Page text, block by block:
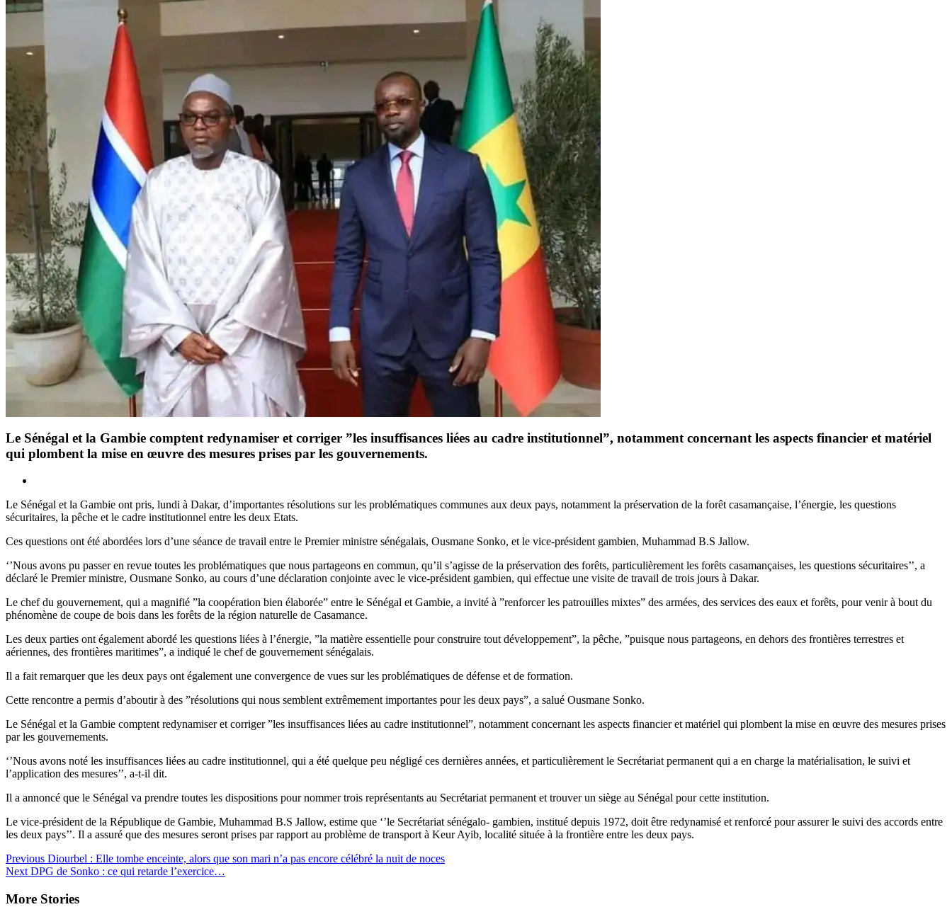
Le Sénégal et la Gambie comptent redynamiser et corriger ”les insuffisances liées au cadre institutionnel”, notamment concernant les aspects financier et matériel
qui plombent la mise en œuvre des mesures prises par les gouvernements.
Le Sénégal et la Gambie ont pris, lundi à Dakar, d’importantes résolutions sur les problématiques communes aux deux pays, notamment la préservation de la forêt casamançaise, l’énergie, les questions
sécuritaires, la pêche et le cadre institutionnel entre les deux Etats.
Ces questions ont été abordées lors d’une séance de travail entre le Premier ministre sénégalais, Ousmane Sonko, et le vice-président gambien, Muhammad B.S Jallow.
‘’Nous avons pu passer en revue toutes les problématiques que nous partageons en commun, qu’il s’agisse de la préservation des forêts, particulièrement les forêts casamançaises, les questions sécuritaires’’, a
déclaré le Premier ministre, Ousmane Sonko, au cours d’une déclaration conjointe avec le vice-président gambien, qui effectue une visite de travail de trois jours à Dakar.
Le chef du gouvernement, qui a magnifié ”la coopération bien élaborée” entre le Sénégal et Gambie, a invité à ”renforcer les patrouilles mixtes” des armées, des services des eaux et forêts, pour venir à bout du
phénomène de coupe de bois dans les forêts de la région naturelle de Casamance.
Les deux parties ont également abordé les questions liées à l’énergie, ”la matière essentielle pour construire tout développement”, la pêche, ”puisque nous partageons, en dehors des frontières terrestres et
aériennes, des frontières maritimes”, a indiqué le chef de gouvernement sénégalais.
Il a fait remarquer que les deux pays ont également une convergence de vues sur les problématiques de défense et de formation.
Cette rencontre a permis d’aboutir à des ”résolutions qui nous semblent extrêmement importantes pour les deux pays”, a salué Ousmane Sonko.
Le Sénégal et la Gambie comptent redynamiser et corriger ”les insuffisances liées au cadre institutionnel”, notamment concernant les aspects financier et matériel qui plombent la mise en œuvre des mesures prises
par les gouvernements.
‘’Nous avons noté les insuffisances liées au cadre institutionnel, qui a été quelque peu négligé ces dernières années, et particulièrement le Secrétariat permanent qui a en charge la matérialisation, le suivi et
l’application des mesures’’, a-t-il dit.
Il a annoncé que le Sénégal va prendre toutes les dispositions pour nommer trois représentants au Secrétariat permanent et trouver un siège au Sénégal pour cette institution.
Le vice-président de la République de Gambie, Muhammad B.S Jallow, estime que ‘’le Secrétariat sénégalo- gambien, institué depuis 1972, doit être redynamisé et renforcé pour assurer le suivi des accords entre
les deux pays’’. Il a assuré que des mesures seront prises par rapport au problème de transport à Keur Ayib, localité située à la frontière entre les deux pays.
Post
Navigation
Previous Diourbel : Elle tombe enceinte, alors que son mari n’a pas encore célébré la nuit de noces
Next DPG de Sonko : ce qui retarde l’exercice…
More Stories